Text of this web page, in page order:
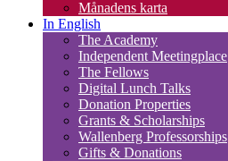
Månadens karta
In English
The Academy
Independent Meetingplace
The Fellows
Digital Lunch Talks
Donation Properties
Grants & Scholarships
Wallenberg Professorships
Gifts & Donations